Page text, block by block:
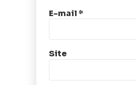
E-mail*
Site